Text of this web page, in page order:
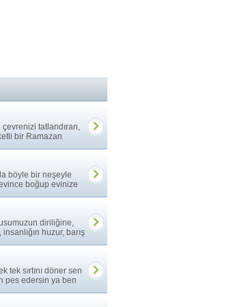
çevrenizi tatlandıran,
bir Ramazan
böyle bir neşeyle
boğup evinize
diriliğine,
huzur, barış
tek sırtını döner sen
pes edersin ya ben